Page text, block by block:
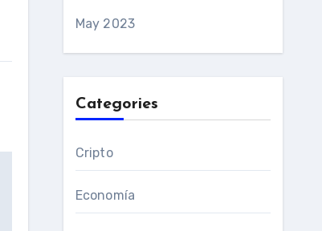
May 2023
Categories
Cripto
Economía